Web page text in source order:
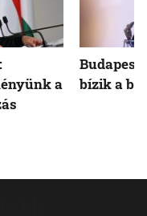
a
Budapest
bízik a